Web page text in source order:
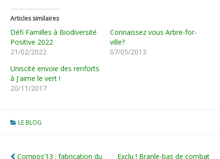
Articles similaires
Défi Familles à Biodiversité
Positive 2022
21/02/2022
Connaissez vous Arbre-for-
ville?
07/05/2013
Uniscité envoie des renforts
à J'aime le vert !
20/11/2017
LE BLOG
Compos’13 : fabrication du
Exclu ! Branle-bas de combat